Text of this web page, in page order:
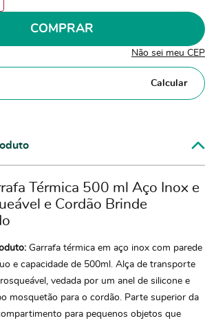
COMPRAR
Não sei meu CEP
Calcular
Térmica 500 ml Aço Inox e
e Cordão Brinde
Garrafa térmica em aço inox com parede
e capacidade de 500ml. Alça de transporte
vedada por um anel de silicone e
mosquetão para o cordão. Parte superior da
para pequenos objetos que